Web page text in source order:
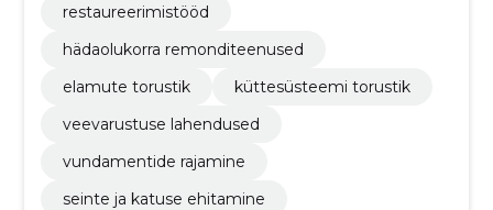
restaureerimistööd
hädaolukorra remonditeenused
elamute torustik
küttesüsteemi torustik
veevarustuse lahendused
vundamentide rajamine
seinte ja katuse ehitamine